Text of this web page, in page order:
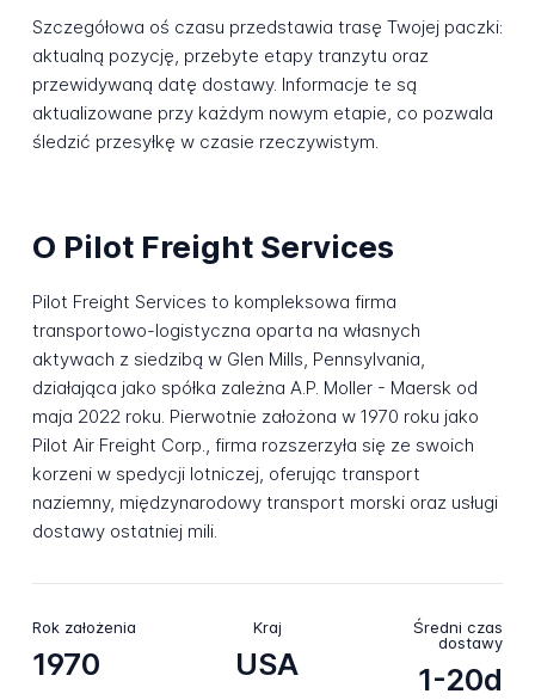
Szczegółowa oś czasu przedstawia trasę Twojej paczki:
aktualną pozycję, przebyte etapy tranzytu oraz
przewidywaną datę dostawy. Informacje te są
aktualizowane przy każdym nowym etapie, co pozwala
śledzić przesyłkę w czasie rzeczywistym.
O Pilot Freight Services
Pilot Freight Services to kompleksowa firma
transportowo-logistyczna oparta na własnych
aktywach z siedzibą w Glen Mills, Pennsylvania,
działająca jako spółka zależna A.P. Moller - Maersk od
maja 2022 roku. Pierwotnie założona w 1970 roku jako
Pilot Air Freight Corp., firma rozszerzyła się ze swoich
korzeni w spedycji lotniczej, oferując transport
naziemny, międzynarodowy transport morski oraz usługi
dostawy ostatniej mili.
Rok założenia
1970
Kraj
USA
Średni czas
dostawy
1-20d